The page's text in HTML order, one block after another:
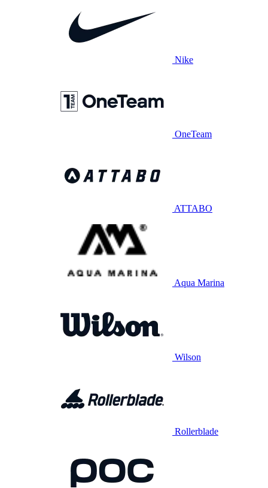
Nike
OneTeam
ATTABO
Aqua Marina
Wilson
Rollerblade